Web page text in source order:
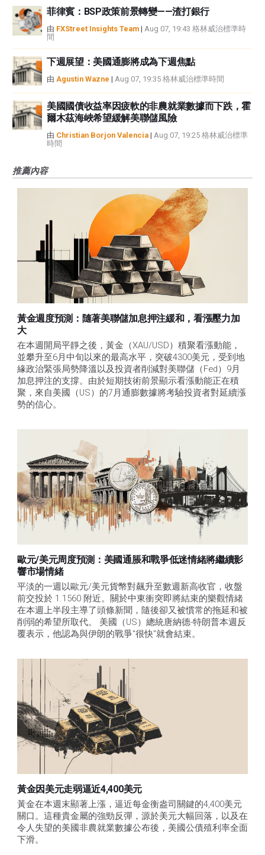
菲律賓：BSP政策前景轉變——渣打銀行
由 FXStreet Insights Team | Aug 07, 19:43 格林威治標準時
間
下週展望：美國通膨將成為下週焦點
由 Agustin Wazne | Aug 07, 19:35 格林威治標準時間
美國國債收益率因疲軟的非農就業數據而下跌，霍
爾木茲海峽希望緩解美聯儲風險
由 Christian Borjon Valencia | Aug 07, 19:25 格林威治標準
時間
推薦內容
黃金週度預測：隨著美聯儲加息押注緩和，看漲壓力加
大
在本週開局平靜之後，黃金（XAU/USD）積聚看漲動能，
並攀升至6月中旬以來的最高水平，突破4300美元，受到地
緣政治緊張局勢降溫以及投資者削減對美聯儲（Fed）9月
加息押注的支撐。由於短期技術前景顯示看漲動能正在積
聚，來自美國（US）的7月通膨數據將考驗投資者對延續漲
勢的信心。
歐元/美元周度預測：美國通脹和戰爭低迷情緒將繼續影
響市場情緒
平淡的一週以歐元/美元貨幣對飆升至數週新高收官，收盤
前交投於 1.1560 附近。關於中東衝突即將結束的樂觀情緒
在本週上半段主導了頭條新聞，隨後卻又被慣常的拖延和被
削弱的希望所取代。 美國（US）總統唐納德-特朗普本週反
覆表示，他認為與伊朗的戰爭"很快"就會結束。
黃金因美元走弱逼近4,400美元
黃金在本週末顯著上漲，逼近每金衡盎司關鍵的4,400美元
關口。這種貴金屬的強勁反彈，源於美元大幅回落，以及在
令人失望的美國非農就業數據公布後，美國公債殖利率全面
下滑。